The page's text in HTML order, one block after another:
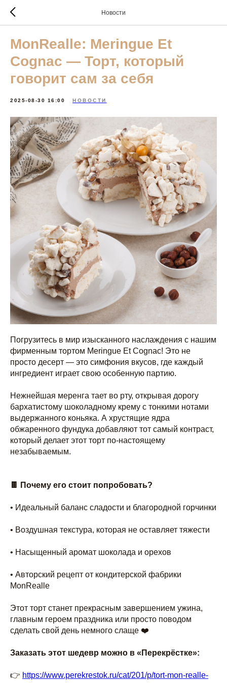
Новости
MonRealle: Meringue Et
Cognac — Торт, который
говорит сам за себя
2025-08-30 16:00 НОВОСТИ
Погрузитесь в мир изысканного наслаждения с нашим
фирменным тортом Meringue Et Cognac! Это не
просто десерт — это симфония вкусов, где каждый
ингредиент играет свою особенную партию.
Нежнейшая меренга тает во рту, открывая дорогу
бархатистому шоколадному крему с тонкими нотами
выдержанного коньяка. А хрустящие ядра
обжаренного фундука добавляют тот самый контраст,
который делает этот торт по-настоящему
незабываемым.
🍫 Почему его стоит попробовать?
• Идеальный баланс сладости и благородной горчинки
• Воздушная текстура, которая не оставляет тяжести
• Насыщенный аромат шоколада и орехов
• Авторский рецепт от кондитерской фабрики
MonRealle
Этот торт станет прекрасным завершением ужина,
главным героем праздника или просто поводом
сделать свой день немного слаще ❤️
Заказать этот шедевр можно в «Перекрёстке»:
👉 https://www.perekrestok.ru/cat/201/p/tort-mon-realle-